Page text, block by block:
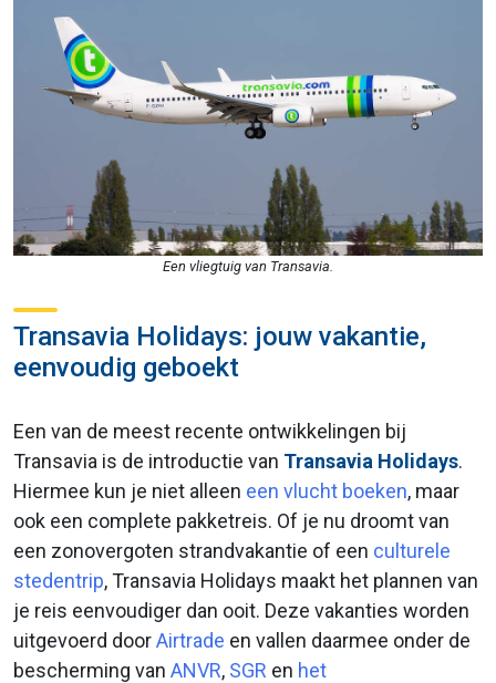
Een vliegtuig van Transavia.
Transavia Holidays: jouw vakantie,
eenvoudig geboekt
Een van de meest recente ontwikkelingen bij
Transavia is de introductie van Transavia Holidays.
Hiermee kun je niet alleen een vlucht boeken, maar
ook een complete pakketreis. Of je nu droomt van
een zonovergoten strandvakantie of een culturele
stedentrip, Transavia Holidays maakt het plannen van
je reis eenvoudiger dan ooit. Deze vakanties worden
uitgevoerd doorAirtrade en vallen daarmee onder de
bescherming van ANVR, SGR en het